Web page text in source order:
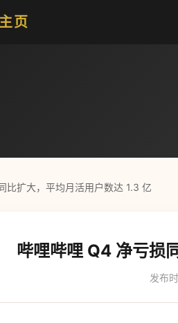
页
比扩大，平均月活用户数达 1.3 亿
哔哩哔哩 Q4 净亏损
发布